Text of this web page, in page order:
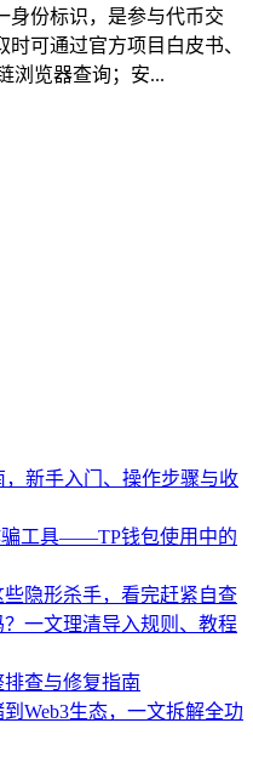
身份标识，是参与代币交
可通过官方项目白皮书、
浏览器查询；安...
新手入门、操作步骤与收
工具——TP钱包使用中的
隐形杀手，看完赶紧自查
一文理清导入规则、教程
查与修复指南
Web3生态，一文拆解全功